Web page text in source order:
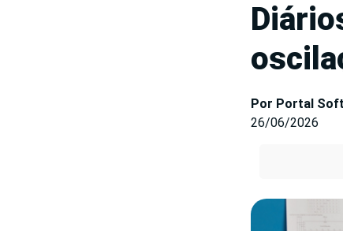
Por Portal
26/06/2026